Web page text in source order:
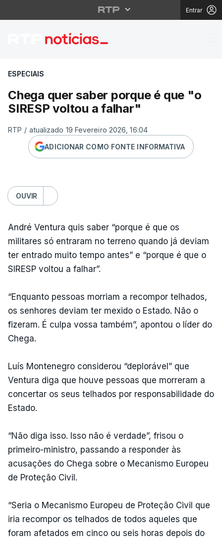
Entrar
Chega quer saber
ESPECIAIS
Chega quer saber porque é que "o
SIRESP voltou a falhar"
RTP / atualizado 19 Fevereiro 2026, 16:04
ADICIONAR COMO FONTE INFORMATIVA
OUVIR
André Ventura quis saber “porque é que os
militares só entraram no terreno quando já deviam
ter entrado muito tempo antes” e “porque é que o
SIRESP voltou a falhar”.
“Enquanto pessoas morriam a recompor telhados,
os senhores deviam ter mexido o Estado. Não o
fizeram. É culpa vossa também”, apontou o líder do
Chega.
Luís Montenegro considerou “deplorável” que
Ventura diga que houve pessoas que morreram a
concertar os seus telhados por responsabilidade do
Estado.
“Não diga isso. Isso não é verdade”, frisou o
primeiro-ministro, passando a responder às
acusações do Chega sobre o Mecanismo Europeu
de Proteção Civil.
“Seria o Mecanismo Europeu de Proteção Civil que
iria recompor os telhados de todos aqueles que
foram afetados em cinco ou seis horas depois do